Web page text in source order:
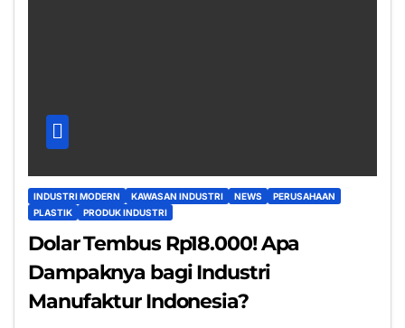
INDUSTRI MODERN KAWASAN INDUSTRI NEWS
PERUSAHAAN
PLASTIK
PRODUK INDUSTRI
Dolar Tembus Rp18.000! Apa
Dampaknya bagi Industri
Manufaktur Indonesia?